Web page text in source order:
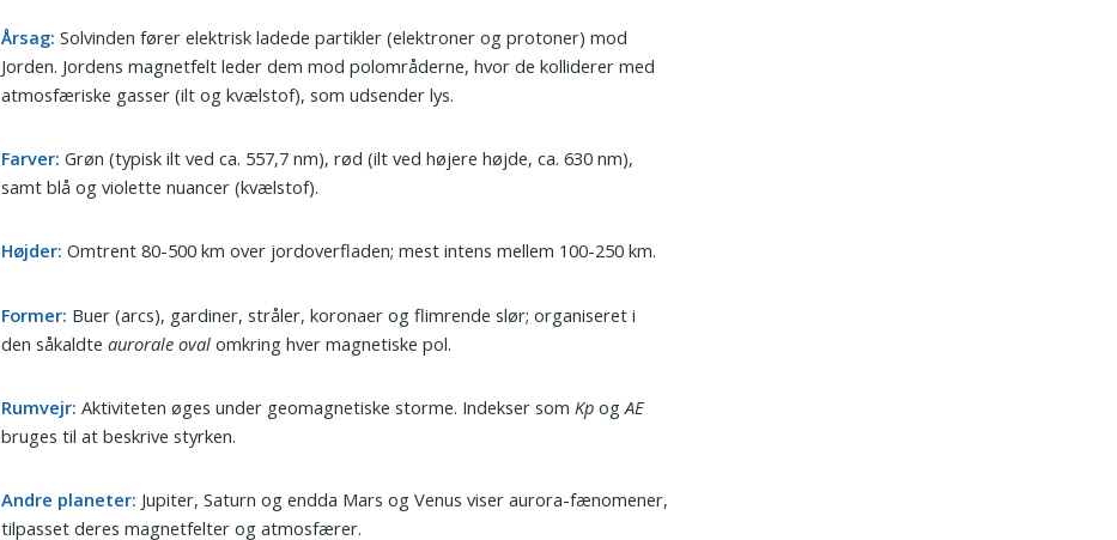
Årsag: Solvinden fører elektrisk ladede partikler (elektroner og protoner) mod
Jorden. Jordens magnetfelt leder dem mod polområderne, hvor de kolliderer med
atmosfæriske gasser (ilt og kvælstof), som udsender lys.
Farver: Grøn (typisk ilt ved ca. 557,7 nm), rød (ilt ved højere højde, ca. 630 nm),
samt blå og violette nuancer (kvælstof).
Højder: Omtrent 80-500 km over jordoverfladen; mest intens mellem 100-250 km.
Former: Buer (arcs), gardiner, stråler, koronaer og flimrende slør; organiseret i
den såkaldteaurorale oval omkring hver magnetiske pol.
Rumvejr: Aktiviteten øges under geomagnetiske storme. Indekser som Kp ogAE
bruges til at beskrive styrken.
Andre planeter: Jupiter, Saturn og endda Mars og Venus viser aurora-fænomener,
tilpasset deres magnetfelter og atmosfærer.